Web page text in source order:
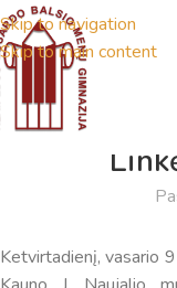
Skip to navigation
Skip to main content
Ketvirtadienį, vasario